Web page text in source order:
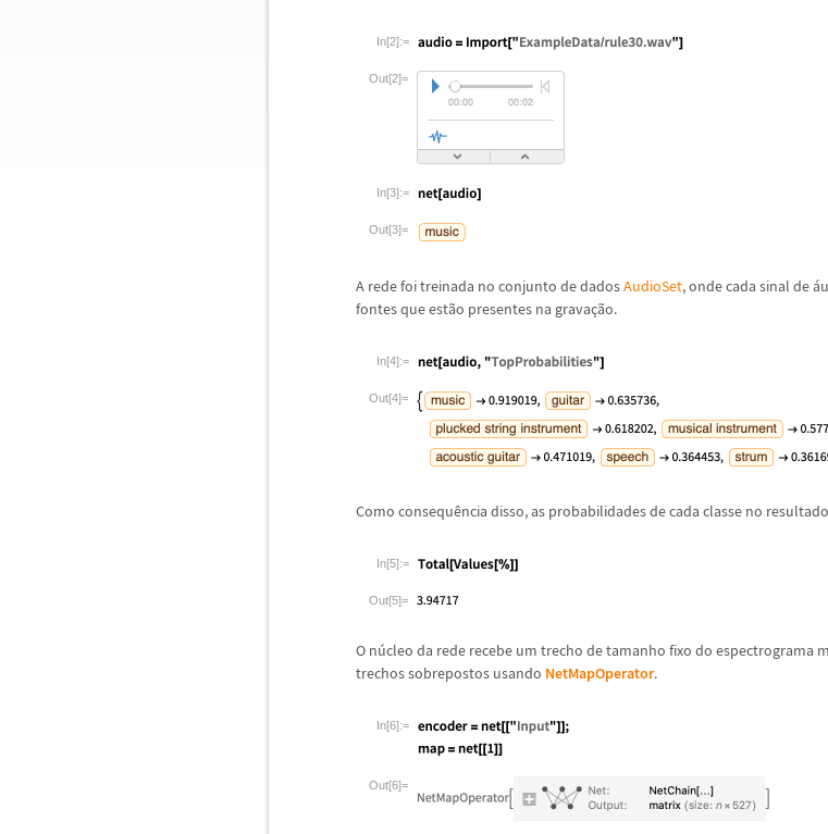
In[2]:=
Out[2]=
In[3]:=
Out[3]=
A rede foi treinada no conjunto de dadosAudioSet, onde cada sinal deá
fontes que estão presentes na gravação.
In[4]:=
Out[4]=
Como consequência disso, as probabilidades de cada classe no
In[5]:=
Out[5]=
O núcleo da rede recebe um trecho de tamanho fixo do espectrograma
trechos sobrepostos usando NetMapOperator.
In[6]:=
Out[6]=